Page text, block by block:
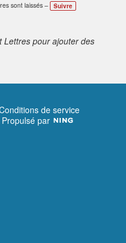
sont laissés – Suivre
Lettres pour ajouter des
de service
Propulsé par